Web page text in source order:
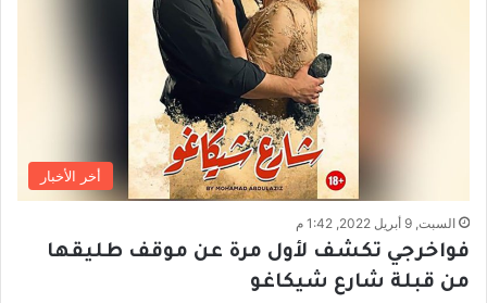
أخر الأخبار
السبت, 9 أبريل 2022, 1:42 م
فواخرجي تكشف لأول مرة عن موقف طليقها
من قبلة شارع شيكاغو